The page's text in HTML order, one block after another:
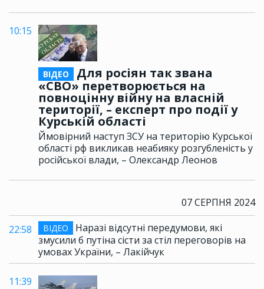
10:15
ВІДЕО
Для росіян так звана
«СВО» перетворюється на
повноцінну війну на власній
території, – експерт про події у
Курській області
Ймовірний наступ ЗСУ на територію Курської
області рф викликав неабияку розгубленість у
російської влади, – Олександр Леонов
07 СЕРПНЯ 2024
22:58 ВІДЕО
Наразі відсутні передумови, які
змусили б путіна сісти за стіл переговорів на
умовах України, – Лакійчук
11:39